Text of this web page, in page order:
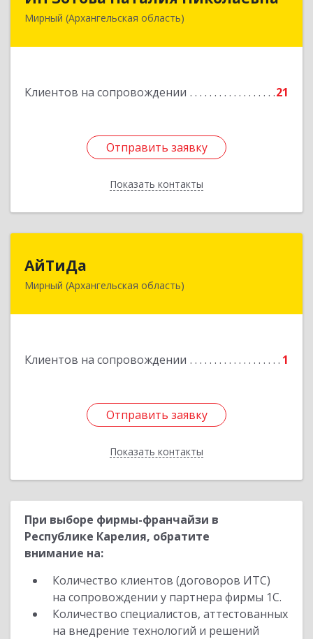
Мирный (Архангельская область)
Клиентов на сопровождении 21
Отправить заявку
Показать контакты
164170, г.Мирный, Архангельской обл.,
Отправить заявку
Назад
АйТиДа
Мирный (Архангельская область)
Клиентов на сопровождении 1
Отправить заявку
Показать контакты
164170, Архангельская обл, Мирный г,
Отправить заявку
Назад
При выборе фирмы-франчайзи в
Республике Карелия, обратите
внимание на:
Количество клиентов (договоров ИТС)
на сопровождении у партнера фирмы 1С.
Количество специалистов, аттестованных
на внедрение технологий и решений